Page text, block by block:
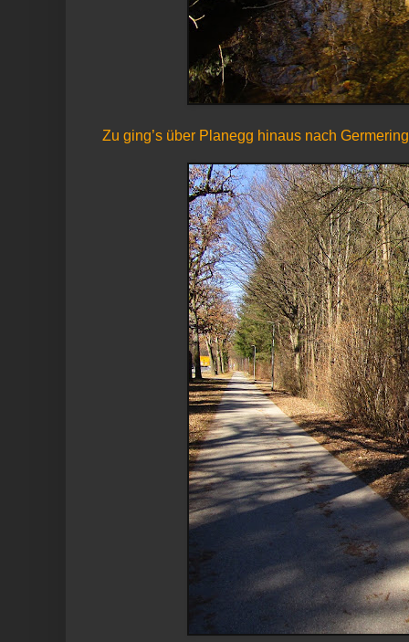
Zu ging’s über Planegg hinaus nach